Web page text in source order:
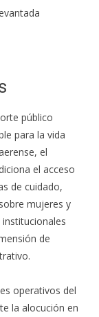
público
para la vida
el
el acceso
de cuidado,
mujeres y
institucionales
de
operativos del
la alocución en